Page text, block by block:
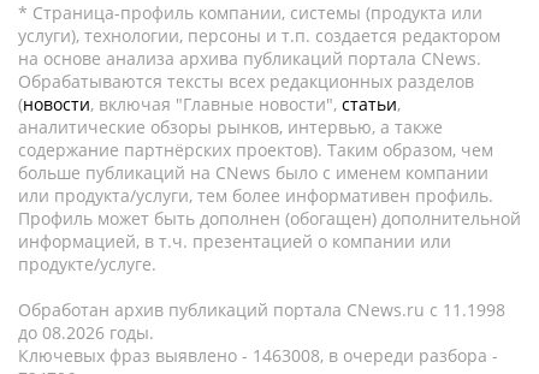
* Страница-профиль компании, системы (продукта или
услуги), технологии, персоны и т.п. создается редактором
на основе анализа архива публикаций портала CNews.
Обрабатываются тексты всех редакционных разделов
(новости, включая "Главные новости", статьи,
аналитические обзоры рынков, интервью, а также
содержание партнёрских проектов). Таким образом, чем
больше публикаций на CNews было с именем компании
или продукта/услуги, тем более информативен профиль.
Профиль может быть дополнен (обогащен) дополнительной
информацией, в т.ч. презентацией о компании или
продукте/услуге.
Обработан архив публикаций портала CNews.ru c 11.1998
до 08.2026 годы.
Ключевых фраз выявлено - 1463008, в очереди разбора -